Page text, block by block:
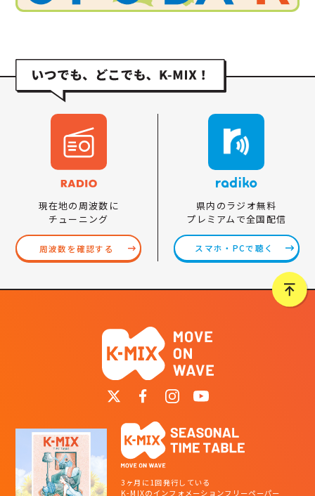
現在地の周波数に
チューニング
周波数を確認する
県内のラジオ無料
プレミアムで全国配信
スマホ・PCで聴く
3ヶ月に1回発行している
K-MIXのインフォメーションフリーペーパー